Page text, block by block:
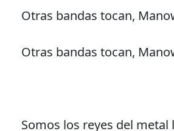
Otras bandas tocan,
Otras bandas tocan,
Somos los reyes del metal